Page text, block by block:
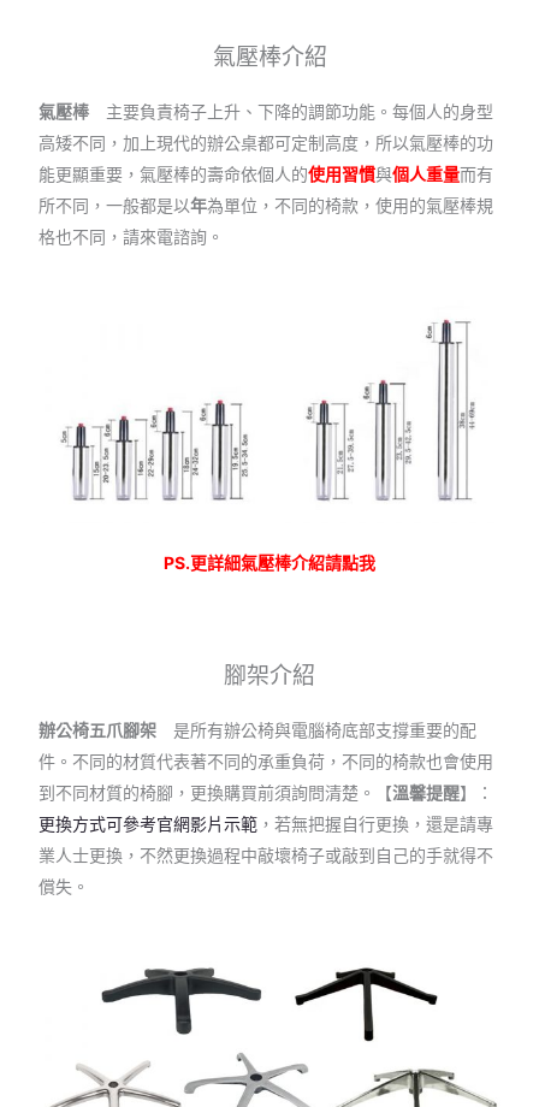
氣壓棒介紹
氣壓棒主要負責椅子上升、下降的調節功能。每個人的身型
高矮不同，加上現代的辦公桌都可定制高度，所以氣壓棒的功
能更顯重要，氣壓棒的壽命依個人的使用習慣與個人重量而有
所不同，一般都是以年為單位，不同的椅款，使用的氣壓棒規
格也不同，請來電諮詢。
PS.更詳細氣壓棒介紹請點我
腳架介紹
辦公椅五爪腳架是所有辦公椅與電腦椅底部支撐重要的配
件。不同的材質代表著不同的承重負荷，不同的椅款也會使用
到不同材質的椅腳，更換購買前須詢問清楚。【溫馨提醒】：
更換方式可參考官網影片示範，若無把握自行更換，還是請專
業人士更換，不然更換過程中敲壞椅子或敲到自己的手就得不
償失。